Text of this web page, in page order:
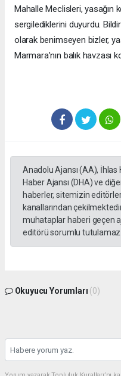
Mahalle Meclisleri, yasağın
sergilediklerini duyurdu.
olarak benimseyen bizler,
Marmara’nın balık havzası
Anadolu Ajansı (AA), İhlas
Haber Ajansı (DHA) ve
haberler, sitemizin
kanallarından
muhataplar haberi geçen
editörü sorumlu
Okuyucu Yorumları (0)